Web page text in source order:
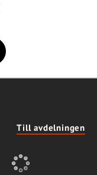
Till avdelningen